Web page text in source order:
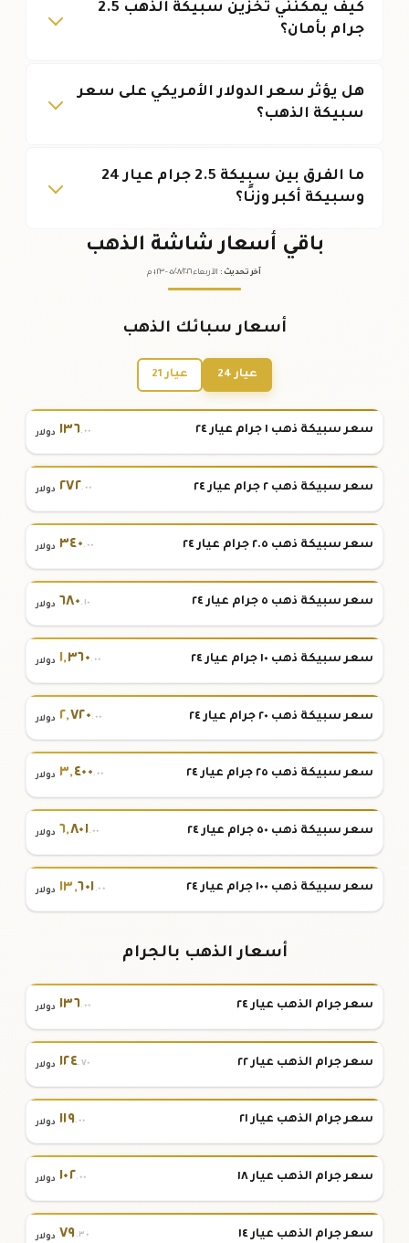
كيف يمكنني تخزين سبيكة الذهب 2.5
جرام بأمان؟
هل يؤثر سعر الدولار الأمريكي على سعر
سبيكة الذهب؟
ما الفرق بين سبيكة 2.5 جرام عيار 24
وسبيكة أكبر وزنًا؟
باقي أسعار شاشة الذهب
آخر تحديث : الأربعاء ٠٥ /٠٨/٢٠٢٦ - ٠١:٢٣ م
أسعار سبائك الذهب
عيار 24 عيار 21
سعر سبيكة ذهب ١ جرام عيار ٢٤ ١٣٦.٠٠ دولار
سعر سبيكة ذهب ٢ جرام عيار ٢٤ ٢٧٢.٠٠ دولار
سعر سبيكة ذهب ٢.٥ جرام عيار ٢٤ ٣٤٠.٠٠ دولار
سعر سبيكة ذهب ٥ جرام عيار ٢٤ ٦٨٠.١٠ دولار
سعر سبيكة ذهب ١٠ جرام عيار ٢٤ ١,٣٦٠.٠٠ دولار
سعر سبيكة ذهب ٢٠ جرام عيار ٢٤ ٢,٧٢٠.٠٠ دولار
سعر سبيكة ذهب ٢٥ جرام عيار ٢٤ ٣,٤٠٠.٠٠ دولار
سعر سبيكة ذهب ٥٠ جرام عيار ٢٤ ٦,٨٠١.٠٠ دولار
سعر سبيكة ذهب ١٠٠ جرام عيار ٢٤ ١٣,٦٠١.٠٠ دولار
أسعار الذهب بالجرام
سعر جرام الذهب عيار ٢٤ ١٣٦.٠٠ دولار
سعر جرام الذهب عيار ٢٢ ١٢٤.٧٠ دولار
سعر جرام الذهب عيار ٢١ ١١٩.٠٠ دولار
سعر جرام الذهب عيار ١٨ ١٠٢.٠٠ دولار
سعر جرام الذهب عيار ١٤ ٧٩.٣٠ دولار